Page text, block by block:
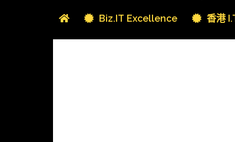
Biz.IT Excellence 香港